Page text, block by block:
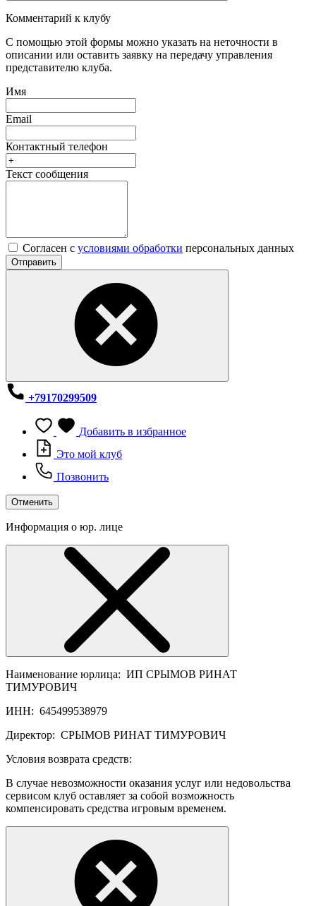
Комментарий к клубу
С помощью этой формы можно указать на неточности в
описании или оставить заявку на передачу управления
представителю клуба.
Имя
Email
Контактный телефон
Текст сообщения
Согласен с условиями обработки персональных данных
Отправить
+79170299509
Добавить в избранное
Это мой клуб
Позвонить
Отменить
Информация о юр. лице
Наименование юрлица: ИП СРЫМОВ РИНАТ
ТИМУРОВИЧ
ИНН: 645499538979
Директор: СРЫМОВ РИНАТ ТИМУРОВИЧ
Условия возврата средств:
В случае невозможности оказания услуг или недовольства
сервисом клуб оставляет за собой возможность
компенсировать средства игровым временем.